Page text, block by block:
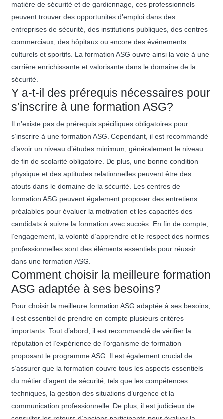
matière de sécurité et de gardiennage, ces professionnels
peuvent trouver des opportunités d’emploi dans des
entreprises de sécurité, des institutions publiques, des centres
commerciaux, des hôpitaux ou encore des événements
culturels et sportifs. La formation ASG ouvre ainsi la voie à une
carrière enrichissante et valorisante dans le domaine de la
sécurité.
Y a-t-il des prérequis nécessaires pour
s’inscrire à une formation ASG?
Il n’existe pas de prérequis spécifiques obligatoires pour
s’inscrire à une formation ASG. Cependant, il est recommandé
d’avoir un niveau d’études minimum, généralement le niveau
de fin de scolarité obligatoire. De plus, une bonne condition
physique et des aptitudes relationnelles peuvent être des
atouts dans le domaine de la sécurité. Les centres de
formation ASG peuvent également proposer des entretiens
préalables pour évaluer la motivation et les capacités des
candidats à suivre la formation avec succès. En fin de compte,
l’engagement, la volonté d’apprendre et le respect des normes
professionnelles sont des éléments essentiels pour réussir
dans une formation ASG.
Comment choisir la meilleure formation
ASG adaptée à ses besoins?
Pour choisir la meilleure formation ASG adaptée à ses besoins,
il est essentiel de prendre en compte plusieurs critères
importants. Tout d’abord, il est recommandé de vérifier la
réputation et l’expérience de l’organisme de formation
proposant le programme ASG. Il est également crucial de
s’assurer que la formation couvre tous les aspects essentiels
du métier d’agent de sécurité, tels que les compétences
techniques, la gestion des situations d’urgence et la
communication professionnelle. De plus, il est judicieux de